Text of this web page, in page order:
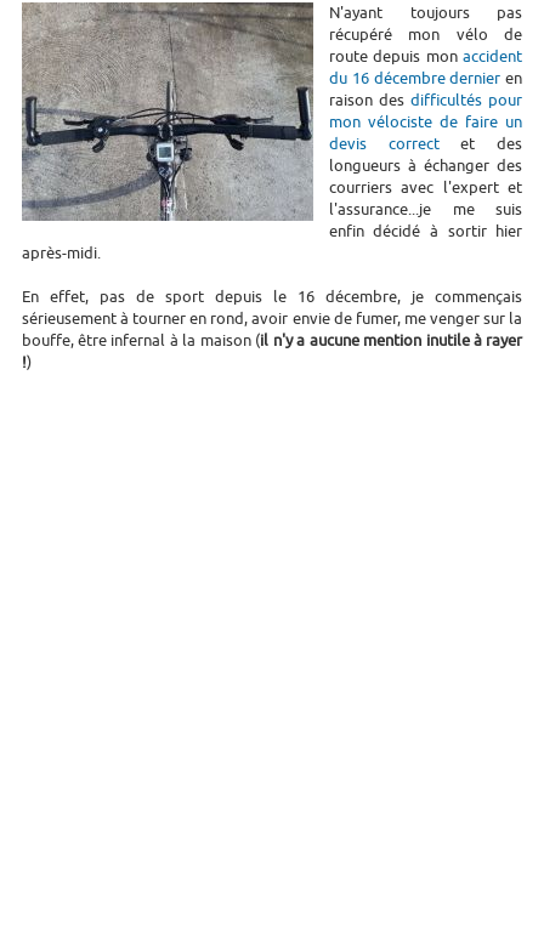
N'ayant toujours pas
récupéré mon vélo de
route depuis monaccident
du 16 décembre dernier en
raison desdifficultés pour
mon vélociste de faire un
devis correctet des
longueurs à échanger des
courriers avec l'expert et
l'assurance...je me suis
enfin décidé à sortir hier
après-midi.
En effet, pas de sport depuis le 16 décembre, je commençais
sérieusement à tourner en rond, avoir envie de fumer, me venger sur la
bouffe, être infernal à la maison (il n'y a aucune mention inutile à rayer
!)